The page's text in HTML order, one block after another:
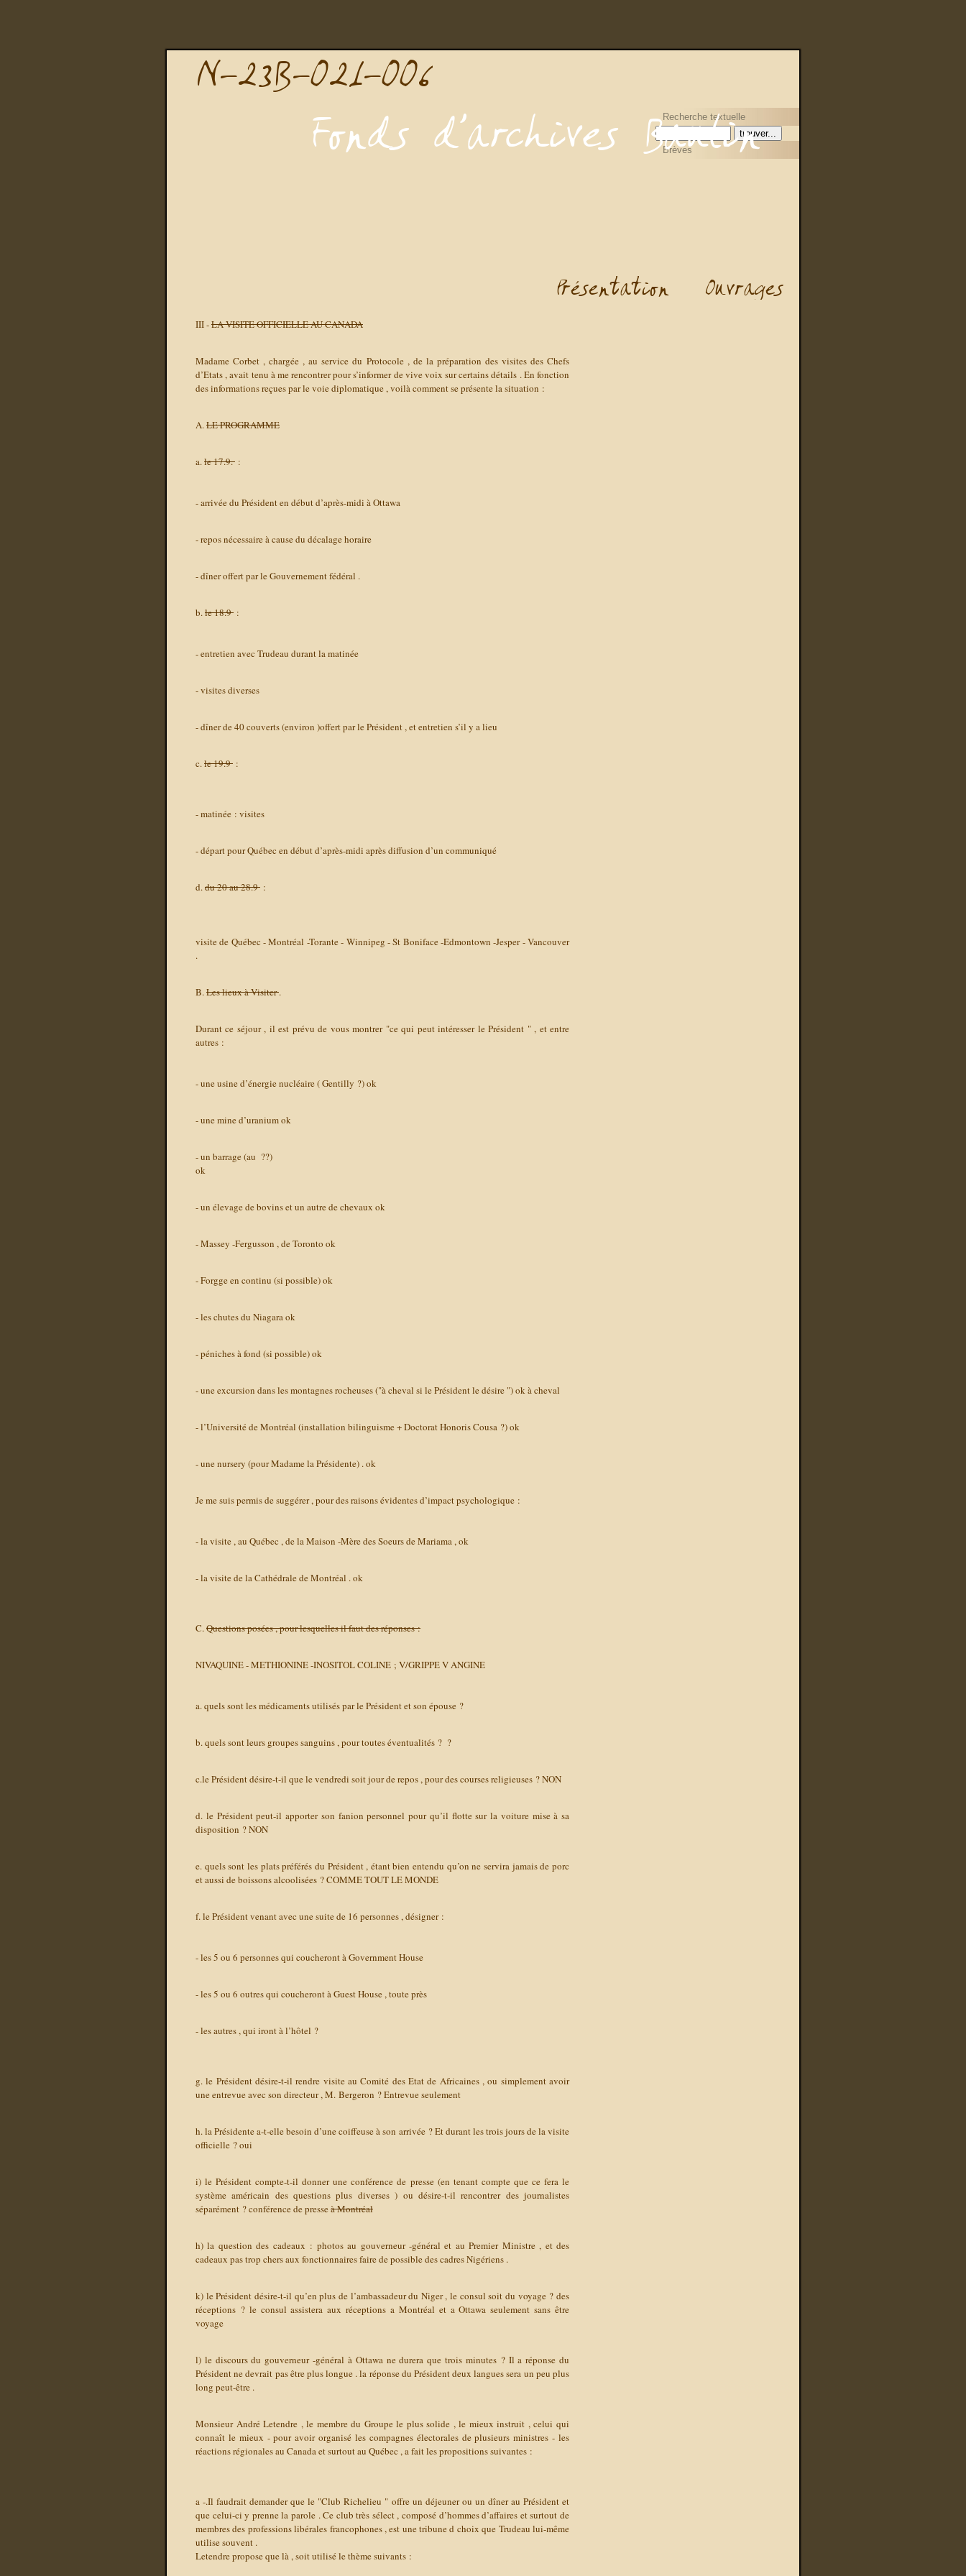
Recherche textuelle
Brèves
III -LA VISITE OFFICIELLE AU CANADA
Madame Corbet , chargée , au service du Protocole , de la préparation des visites des Chefs
d’Etats , avait tenu à me rencontrer pour s’informer de vive voix sur certains détails . En fonction
des informations reçues par le voie diplomatique , voilà comment se présente la situation :
A.LE PROGRAMME
a.le 17.9. :
- arrivée du Président en début d’après-midi à Ottawa
- repos nécessaire à cause du décalage horaire
- dîner offert par le Gouvernement fédéral .
b.le 18.9 :
- entretien avec Trudeau durant la matinée
- visites diverses
- dîner de 40 couverts (environ )offert par le Président , et entretien s’il y a lieu
c.le 19.9 :
- matinée : visites
- départ pour Québec en début d’après-midi après diffusion d’un communiqué
d.du 20 au 28.9 :
visite de Québec - Montréal -Torante - Winnipeg - St Boniface -Edmontown -Jesper - Vancouver
.
B.Les lieux à Visiter.
Durant ce séjour , il est prévu de vous montrer "ce qui peut intéresser le Président " , et entre
autres :
- une usine d’énergie nucléaire ( Gentilly ?)ok
- une mine d’uraniumok
- un barrage (au ??)
ok
- un élevage de bovins et un autre de chevaux ok
- Massey -Fergusson , de Toronto ok
- Forgge en continu (si possible)ok
- les chutes du Niagaraok
- péniches à fond (si possible)ok
- une excursion dans les montagnes rocheuses ("à cheval si le Président le désire ")ok à cheval
- l’Université de Montréal (installation bilinguisme + Doctorat Honoris Cousa ?)ok
- une nursery (pour Madame la Présidente) .ok
Je me suis permis de suggérer , pour des raisons évidentes d’impact psychologique :
- la visite , au Québec , de la Maison -Mère des Soeurs de Mariama ,ok
- la visite de la Cathédrale de Montréal .ok
C.Questions posées , pour lesquelles il faut des réponses :
NIVAQUINE - METHIONINE -INOSITOL COLINE ; V/GRIPPE V ANGINE
a. quels sont les médicaments utilisés par le Président et son épouse ?
b. quels sont leurs groupes sanguins , pour toutes éventualités ? ?
c.le Président désire-t-il que le vendredi soit jour de repos , pour des courses religieuses ?NON
d. le Président peut-il apporter son fanion personnel pour qu’il flotte sur la voiture mise à sa
disposition ?NON
e. quels sont les plats préférés du Président , étant bien entendu qu’on ne servira jamais de porc
et aussi de boissons alcoolisées ?COMME TOUT LE MONDE
f. le Président venant avec une suite de 16 personnes , désigner :
- les 5 ou 6 personnes qui coucheront à Government House
- les 5 ou 6 outres qui coucheront à Guest House , toute près
- les autres , qui iront à l’hôtel ?
g. le Président désire-t-il rendre visite au Comité des Etat de Africaines , ou simplement avoir
une entrevue avec son directeur , M. Bergeron ?Entrevue seulement
h. la Présidente a-t-elle besoin d’une coiffeuse à son arrivée ? Et durant les trois jours de la visite
officielle ?oui
i) le Président compte-t-il donner une conférence de presse (en tenant compte que ce fera le
système américain des questions plus diverses ) ou désire-t-il rencontrer des journalistes
séparément ?conférence de presse à Montréal
h) la question des cadeaux : photos au gouverneur -général et au Premier Ministre , et des
cadeaux pas trop chers aux fonctionnairesfaire de possible des cadres Nigériens .
k) le Président désire-t-il qu’en plus de l’ambassadeur du Niger , le consul soit du voyage ? des
réceptions ? le consul assistera aux réceptions a Montréal et a Ottawa seulement sans être
voyage
l) le discours du gouverneur -général à Ottawa ne durera que trois minutes ? Il a réponse du
Président ne devrait pas être plus longue .la réponse du Président deux langues sera un peu plus
long peut-être .
Monsieur André Letendre , le membre du Groupe le plus solide , le mieux instruit , celui qui
connaît le mieux - pour avoir organisé les compagnes électorales de plusieurs ministres - les
réactions régionales au Canada et surtout au Québec , a fait les propositions suivantes :
a -.Il faudrait demander que le "Club Richelieu " offre un déjeuner ou un dîner au Président et
que celui-ci y prenne la parole . Ce club très sélect , composé d’hommes d’affaires et surtout de
membres des professions libérales francophones , est une tribune d choix que Trudeau lui-même
utilise souvent .
Letendre propose que là , soit utilisé le thème suivants :